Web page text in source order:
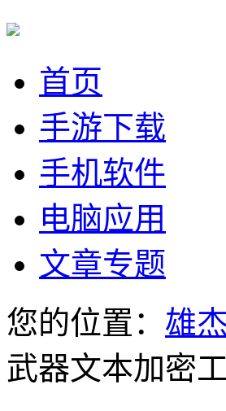
首页
手游下载
手机软件
电脑应用
文章专题
您的位置： 雄
武器文本加密